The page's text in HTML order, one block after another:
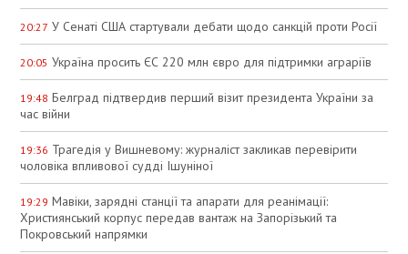
20:27 У Сенаті США стартували дебати щодо санкцій проти Росії
20:05 Україна просить ЄС 220 млн євро для підтримки аграріїв
19:48 Белград підтвердив перший візит президента України за
час війни
19:36 Трагедія у Вишневому: журналіст закликав перевірити
чоловіка впливової судді Ішуніної
19:29 Мавіки, зарядні станції та апарати для реанімації:
Християнський корпус передав вантаж на Запорізький та
Покровський напрямки